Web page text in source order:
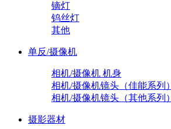
镝灯
钨丝灯
其他
单反/摄像机
相机/摄像机 机身
相机/摄像机镜头（佳能系列）
相机/摄像机镜头（其他系列）
摄影器材